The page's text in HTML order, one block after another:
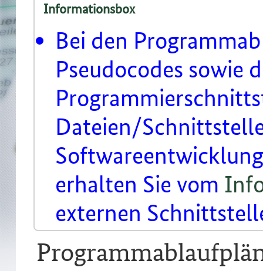
Informationsbox
Bei den
Pseudocodes sowie
Dateien/
erhalten Sie vom
externen